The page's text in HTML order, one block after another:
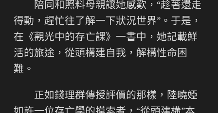
陪同和照料母親讓她感歎，“趁著還走
得動，趕忙往了解一下狀況世界”。于是，
在《觀光中的存亡課》一書中，她記載鮮
活的旅途，從頭構建自我，解構性命困
難。
正如錢理群傳授評價的那樣，陸曉婭